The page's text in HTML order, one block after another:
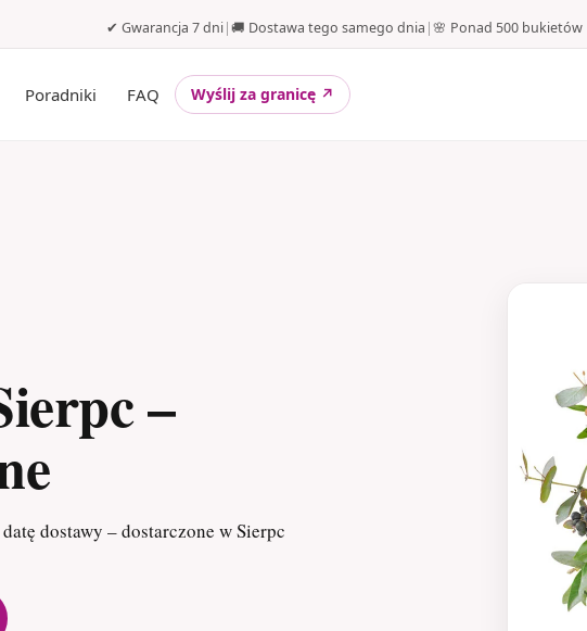
✔ Gwarancja 7 dni|🚚 Dostawa tego samego dnia |🌸 Ponad 500 bukietów
Poradniki FAQ Wyślij za granicę ↗
–
dostawy – dostarczone w Sierpc